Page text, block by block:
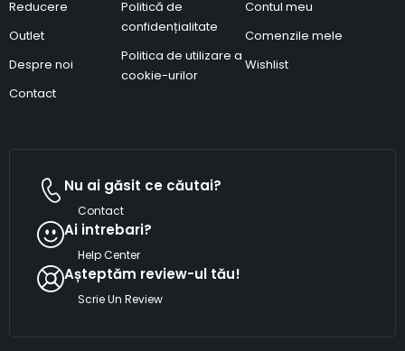
Reducere
Outlet
Despre noi
Contact
Politică de
confidențialitate
Politica de utilizare a
cookie-urilor
Contul meu
Comenzile mele
Wishlist
Nu ai găsit ce căutai?
Contact
Ai intrebari?
Help Center
Așteptăm review-ul tău!
Scrie Un Review